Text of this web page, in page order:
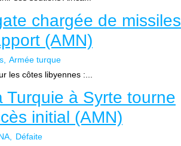
chargée de missiles
(AMN)
Armée turque
les côtes libyennes :...
Turquie à Syrte tourne
initial (AMN)
Défaite